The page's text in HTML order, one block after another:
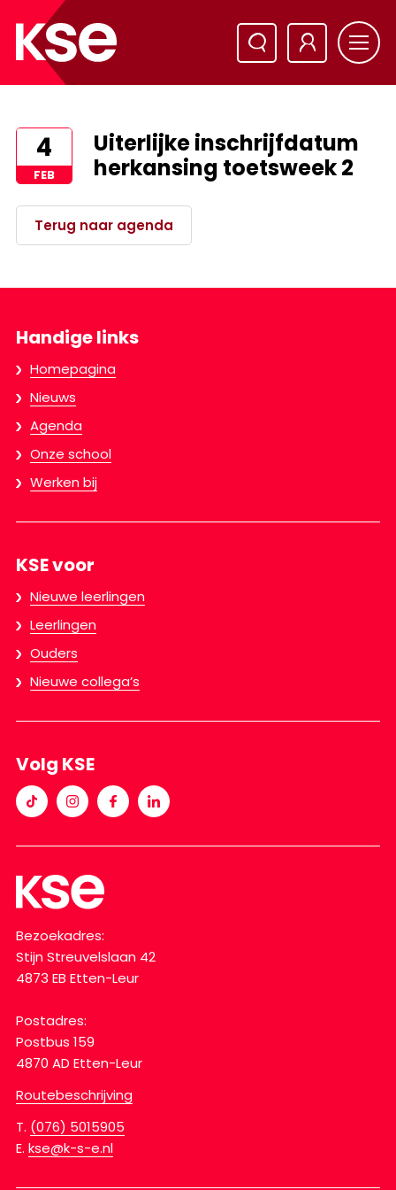
4
FEB
Uiterlijke inschrijfdatum
herkansing toetsweek 2
Terug naar agenda
Handige links
Homepagina
Nieuws
Agenda
Onze school
Werken bij
KSE voor
Nieuwe leerlingen
Leerlingen
Ouders
Nieuwe collega’s
Volg KSE
Bezoekadres:
Stijn Streuvelslaan 42
4873 EB Etten-Leur
Postadres:
Postbus 159
4870 AD Etten-Leur
Routebeschrijving
T. (076) 5015905
E. kse@k-s-e.nl